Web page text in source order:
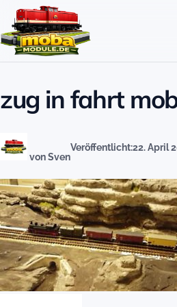
Zum Inhalt springen
zug in fahrt
von Sven
Veröffentlicht:22. April